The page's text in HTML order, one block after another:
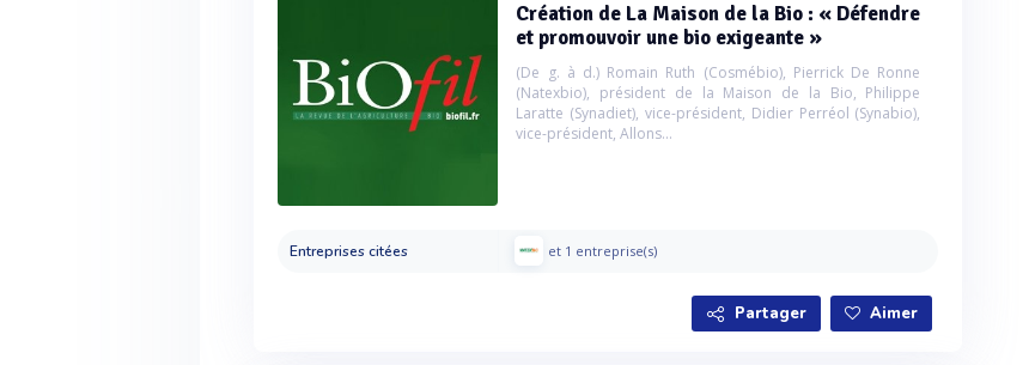
Création de La Maison de la Bio : « Défendre
et promouvoir une bio exigeante »
(De g. à d.) Romain Ruth (Cosmébio), Pierrick De Ronne
(Natexbio), président de la Maison de la Bio, Philippe
Laratte (Synadiet), vice-président, Didier Perréol (Synabio),
vice-président, Allons...
Entreprises citées et 1 entreprise(s)
Partager Aimer